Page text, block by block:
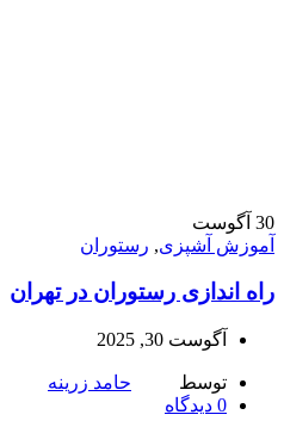
30 آگوست
آموزش آشپزی, رستوران
راه اندازی رستوران در تهران
آگوست 30, 2025
توسط
حامد زرینه
0 دیدگاه